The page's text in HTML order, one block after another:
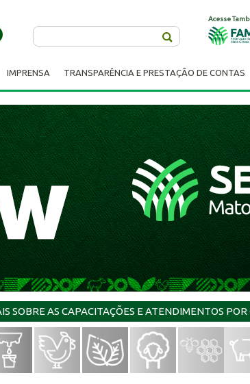
Acesse
IMPRENSA TRANSPARÊNCIA E PRESTAÇÃO DE CONTAS
SOBRE AS CAPACITAÇÕES E ATENDIMENTOS